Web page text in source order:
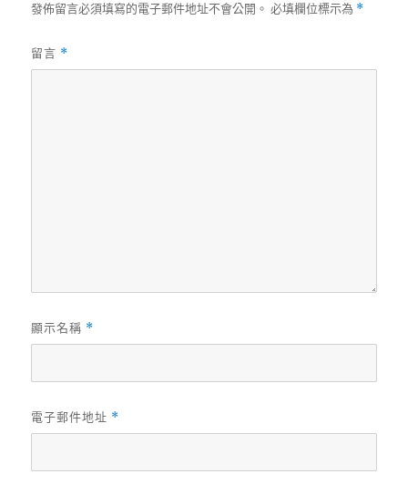
發佈留言必須填寫的電子郵件地址不會公開。 必填欄位標示為 *
留言 *
顯示名稱 *
電子郵件地址 *